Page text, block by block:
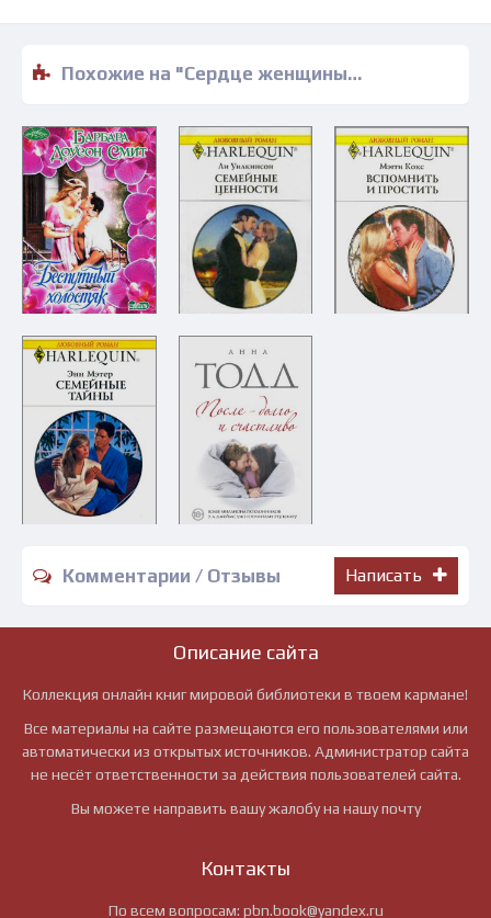
Похожие на "Сердце женщины - Линда Холл" книги читать бесплатно полные версии
Комментарии / Отзывы Написать
Описание сайта
Коллекция онлайн книг мировой библиотеки в твоем кармане!
Все материалы на сайте размещаются его пользователями или
автоматически из открытых источников. Администратор сайта
не несёт ответственности за действия пользователей сайта.
Вы можете направить вашу жалобу на нашу почту
Контакты
По всем вопросам: pbn.book@yandex.ru